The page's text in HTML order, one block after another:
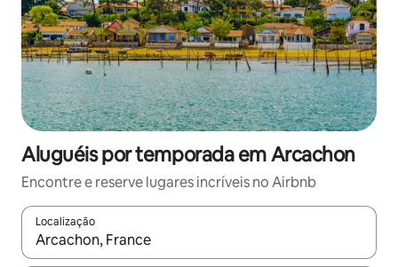
Aluguéis por temporada em Arcachon
Encontre e reserve lugares incríveis no Airbnb
Localização
Quando os resultados estiverem disponíveis, explore-os